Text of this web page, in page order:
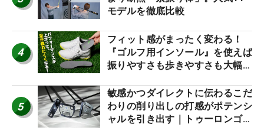
モデルを徹底比較
4
フィット感がまったく変わる！
『ゴルフ用インソール』を使えば
振りやすさも歩きやすさも大幅に
5
敏感かつダイレクトに伝わるこだ
わりの削り出しの打感がポテンシ
ャルを引き出す｜トゥーロンゴル